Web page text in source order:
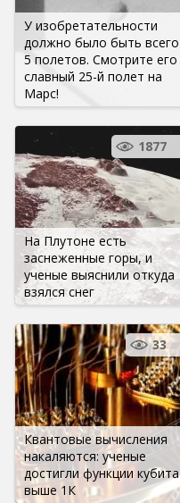
У изобретательности
должно было быть всего
5 полетов. Смотрите его
славный 25-й полет на
Марс!
На Плутоне есть
заснеженные горы, и
ученые выяснили откуда
взялся снег
1877
Квантовые вычисления
накаляются: ученые
достигли функции кубита
выше 1К
33